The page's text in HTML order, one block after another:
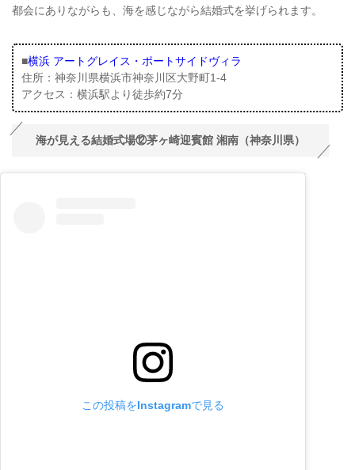
都会にありながらも、海を感じながら結婚式を挙げられます。
■横浜 アートグレイス・ポートサイドヴィラ
住所：神奈川県横浜市神奈川区大野町1-4
アクセス：横浜駅より徒歩約7分
海が見える結婚式場⑫茅ヶ崎迎賓館 湘南（神奈川県）
この投稿をInstagramで見る